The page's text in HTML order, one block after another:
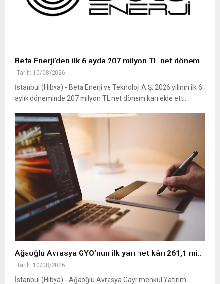
Beta Enerji’den ilk 6 ayda 207 milyon TL net dönem..
Tarih: 10/08/2026
İstanbul (Hibya) - Beta Enerji ve Teknoloji A.Ş, 2026 yılının ilk 6
aylık döneminde 207 milyon TL net dönem karı elde etti.
Ağaoğlu Avrasya GYO’nun ilk yarı net kârı 261,1 mi..
Tarih: 10/08/2026
İstanbul (Hibya) - Ağaoğlu Avrasya Gayrimenkul Yatırım